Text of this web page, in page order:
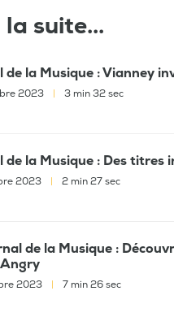
la suite...
la Musique : Vianney
2023 3 min 32 sec
de la Musique : Des titres
2023 2 min 27 sec
de la Musique :
2023 7 min 26 sec